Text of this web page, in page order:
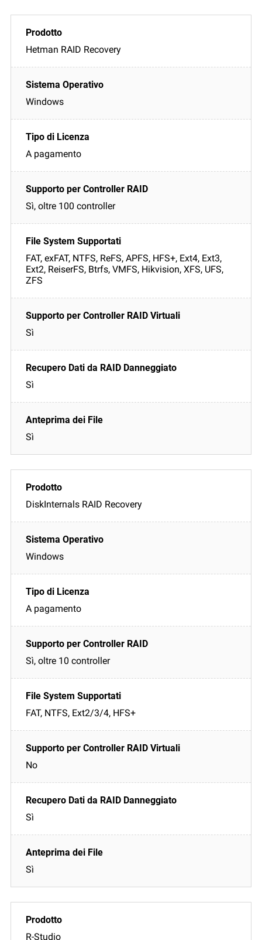
Hetman RAID Recovery
Windows
A pagamento
Sì, oltre 100 controller
FAT, exFAT, NTFS, ReFS, APFS, HFS+, Ext4, Ext3,
Ext2, ReiserFS, Btrfs, VMFS, Hikvision, XFS, UFS,
ZFS
Sì
Sì
Sì
DiskInternals RAID Recovery
Windows
A pagamento
Sì, oltre 10 controller
FAT, NTFS, Ext2/3/4, HFS+
No
Sì
Sì
R-Studio